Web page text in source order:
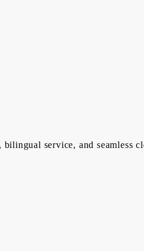
service, and seamless